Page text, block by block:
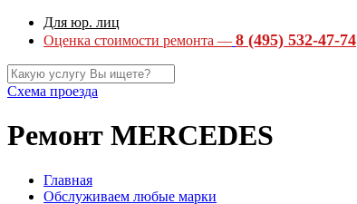
Для юр. лиц
Оценка стоимости ремонта — 8 (495) 532-47-74
Схема проезда
Ремонт MERCEDES
Главная
Обслуживаем любые марки